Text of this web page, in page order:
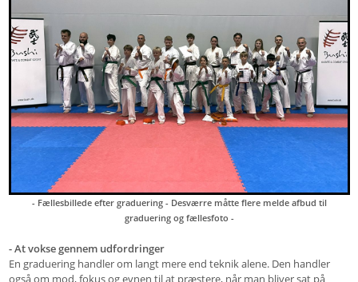
- Fællesbillede efter graduering - Desværre måtte flere melde afbud til
graduering og fællesfoto -
- At vokse gennem udfordringer
En graduering handler om langt mere end teknik alene. Den handler
også om mod, fokus og evnen til at præstere, når man bliver sat på